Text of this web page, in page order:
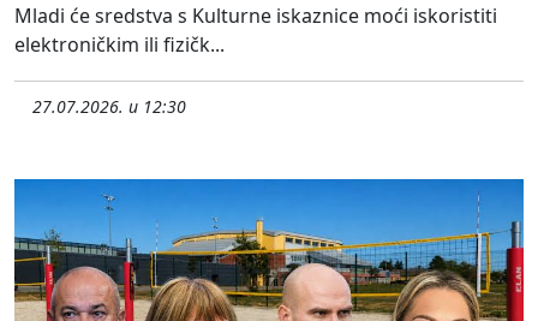
Mladi će sredstva s Kulturne iskaznice moći iskoristiti
elektroničkim ili fizičk...
27.07.2026. u 12:30